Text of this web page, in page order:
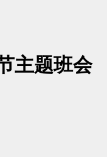
主题班会